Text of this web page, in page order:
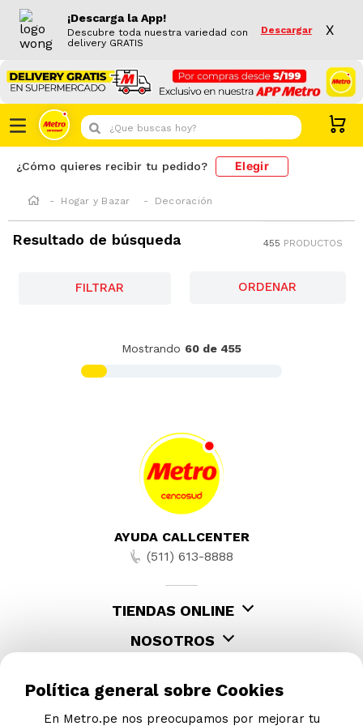
¡Descarga la App!
Descubre toda nuestra variedad con
delivery GRATIS
Descargar X
¿Que buscas hoy?
¿Cómo quieres recibir tu pedido? Elegir
Hogar y Bazar Decoración
Resultado de búsqueda 455 PRODUCTOS
FILTRAR
-50 %
59.99
-81 %
Cojin de Viaje Toy Story
S/ 16.90
Política general sobre Cookies
En Metro.pe nos preocupamos por mejorar tu